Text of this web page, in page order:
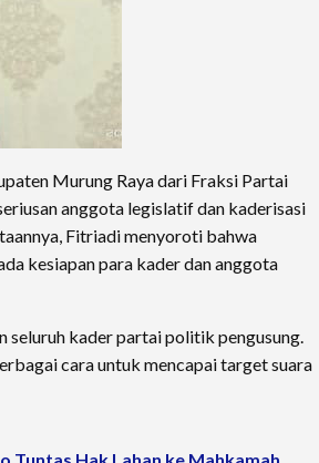
Murung Raya dari Fraksi Partai
anggota legislatif dan kaderisasi
Fitriadi menyoroti bahwa
kesiapan para kader dan anggota
seluruh kader partai politik pengusung.
cara untuk mencapai target suara